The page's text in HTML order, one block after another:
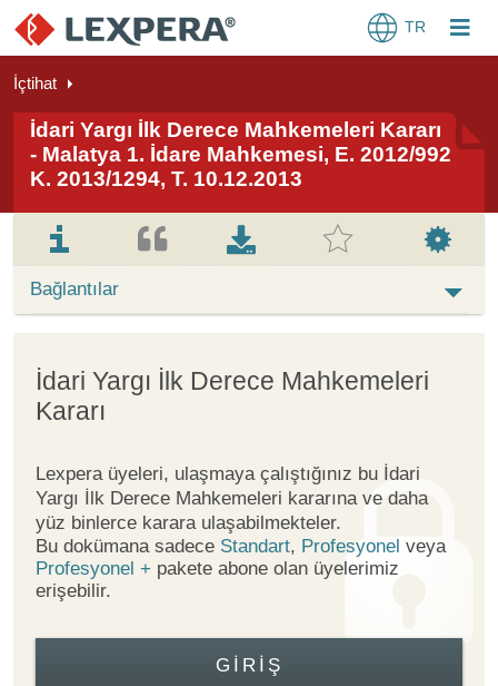
TR
İçtihat
İdari Yargı İlk Derece Mahkemeleri Kararı
- Malatya 1. İdare Mahkemesi, E. 2012/992
K. 2013/1294, T. 10.12.2013
Bağlantılar
İdari Yargı İlk Derece Mahkemeleri
Kararı
Lexpera üyeleri, ulaşmaya çalıştığınız bu İdari
Yargı İlk Derece Mahkemeleri kararına ve daha
yüz binlerce karara ulaşabilmekteler.
Bu dokümana sadece Standart, Profesyonel veya
Profesyonel + pakete abone olan üyelerimiz
erişebilir.
GIRIŞ